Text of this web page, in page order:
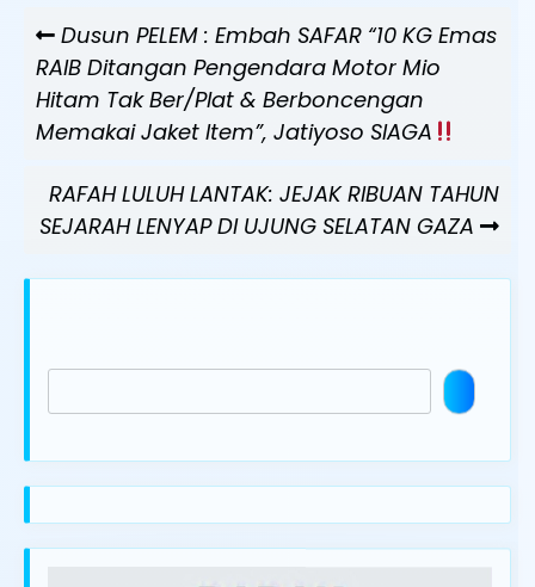
posPrevious
Post
Dusun PELEM : Embah SAFAR “10 KG Emas
RAIB Ditangan Pengendara Motor Mio
Hitam Tak Ber/Plat & Berboncengan
Memakai Jaket Item”, Jatiyoso SIAGA
Next
Post
RAFAH LULUH LANTAK: JEJAK RIBUAN TAHUN
SEJARAH LENYAP DI UJUNG SELATAN GAZA